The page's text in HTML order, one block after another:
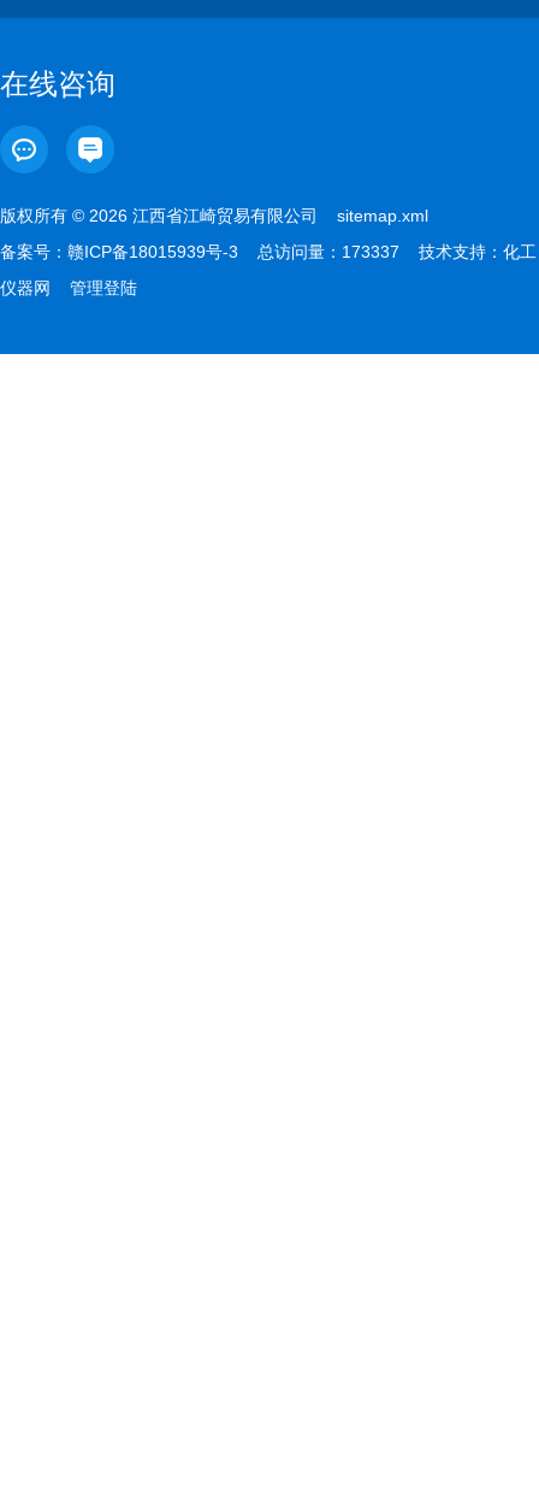
在线咨询
版权所有 © 2026 江西省江崎贸易有限公司 sitemap.xml
备案号： 赣ICP备18015939号-3 总访问量：173337 技术支持： 化工
仪器网
管理登陆